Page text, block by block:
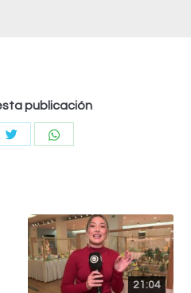
publicación
Compartir
21:04